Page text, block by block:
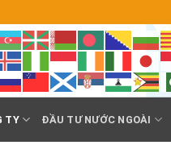
TY ĐẦU TƯ NƯỚC NGOÀI